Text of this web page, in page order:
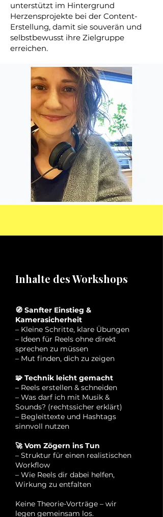
unterstützt im Hintergrund
Herzensprojekte bei der Content-
Erstellung, damit sie souverän und
selbstbewusst ihre Zielgruppe
erreichen.
Inhalte des Workshops
🧭 Sanfter Einstieg &
Kamerasicherheit
– Kleine Schritte, klare Übungen
– Ideen für Reels ohne direkt
sprechen zu müssen
– Mut finden, dich zu zeigen
🧩 Technik leicht gemacht
– Reels erstellen & schneiden
– Was darf ich mit Musik &
Sounds? (rechtssicher erklärt)
– Begleittexte und Hashtags
sinnvoll nutzen
🚀 Vom Zögern ins Tun
– Struktur für einen realistischen
Workflow
– Wie Reels dir dabei helfen,
Wirkung zu entfalten
Keine Theorie-Vorträge – wir
legen gemeinsam los.